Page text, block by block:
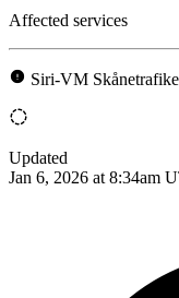
Affected services
Siri-VM
Updated
Jan 6, 2026 at 8:34am